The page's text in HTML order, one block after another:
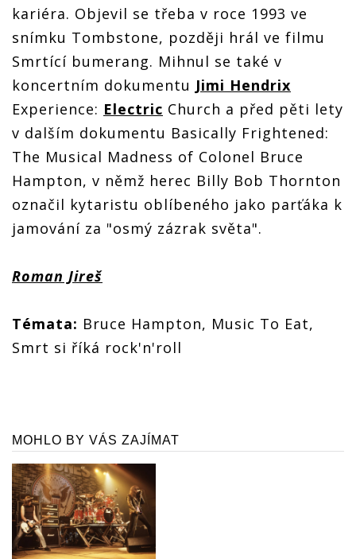
kariéra. Objevil se třeba v roce 1993 ve
snímku Tombstone, později hrál ve filmu
Smrtící bumerang. Mihnul se také v
koncertním dokumentu Jimi Hendrix
Experience: Electric Church a před pěti lety
v dalším dokumentu Basically Frightened:
The Musical Madness of Colonel Bruce
Hampton, v němž herec Billy Bob Thornton
označil kytaristu oblíbeného jako parťáka k
jamování za "osmý zázrak světa".
Roman Jireš
Témata: Bruce Hampton, Music To Eat,
Smrt si říká rock'n'roll
MOHLO BY VÁS ZAJÍMAT